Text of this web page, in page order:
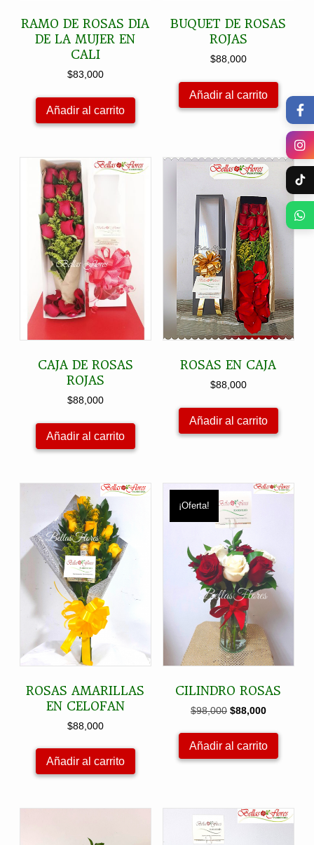
RAMO DE ROSAS DIA
DE LA MUJER EN
CALI
$83,000
Añadir al carrito
BUQUET DE ROSAS
ROJAS
$88,000
Añadir al carrito
CAJA DE ROSAS
ROJAS
$88,000
Añadir al carrito
ROSAS EN CAJA
$88,000
Añadir al carrito
ROSAS AMARILLAS
EN CELOFAN
$88,000
Añadir al carrito
¡Oferta!
CILINDRO ROSAS
$98,000 El
original
era:
$98,000.
$88,000El
actual
es:
$88,000.
Añadir al carrito